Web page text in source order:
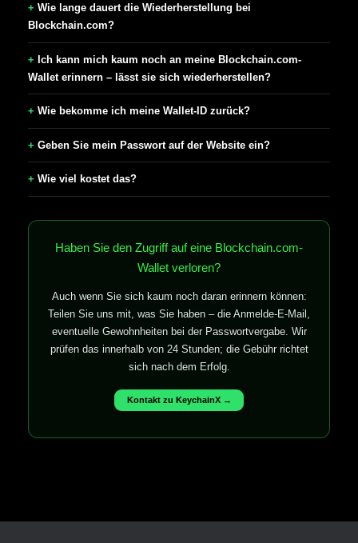
Wie lange dauert die Wiederherstellung bei
Blockchain.com?
Ich kann mich kaum noch an meine Blockchain.com-
Wallet erinnern – lässt sie sich wiederherstellen?
Wie bekomme ich meine Wallet-ID zurück?
Geben Sie mein Passwort auf der Website ein?
Wie viel kostet das?
Haben Sie den Zugriff auf eine Blockchain.com-
Wallet verloren?
Auch wenn Sie sich kaum noch daran erinnern können:
Teilen Sie uns mit, was Sie haben – die Anmelde-E-Mail,
eventuelle Gewohnheiten bei der Passwortvergabe. Wir
prüfen das innerhalb von 24 Stunden; die Gebühr richtet
sich nach dem Erfolg.
Kontakt zu KeychainX →